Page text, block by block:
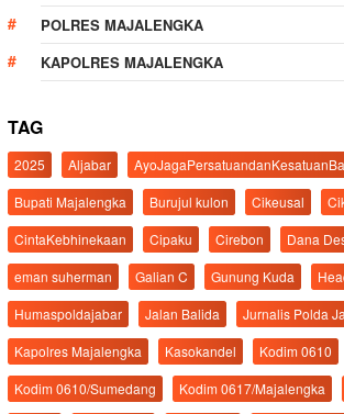
POLRES MAJALENGKA
KAPOLRES MAJALENGKA
TAG
2025 Aljabar
Bupati Majalengka
Burujul kulon Cikeusal
CintaKebhinekaan
Cipaku Cirebon Dana
eman suherman
Galian C Gunung Kuda
Humaspoldajabar
Jalan Balida
Jurnalis Polda
Kapolres Majalengka
Kasokandel Kodim 0610
Kodim 0610/Sumedang
Kodim 0617/Majalengka